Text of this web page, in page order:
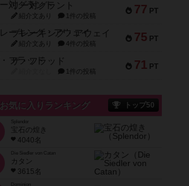
77 PT
リー対グラント
紹介文あり 1件の投稿
75 PT
ブレーキング・アウェイ
紹介文あり 4件の投稿
71 PT
ザ・フラッド
1件の投稿
お気に入りランキング トップ50
宝石の煌き
4040名
Die Siedler von Catan
カタン
3615名